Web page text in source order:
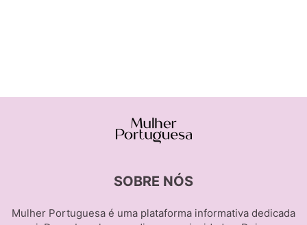
SOBRE NÓS
Mulher Portuguesa é uma plataforma informativa dedicada